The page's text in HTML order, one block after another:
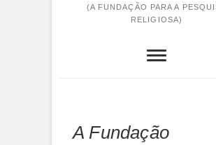
(A FUNDAÇÃO PARA A
RELIGIOSA)
A Fundação